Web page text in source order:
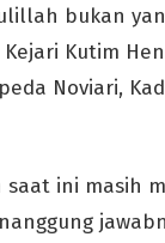
bukan
Kutim
Noviari,
saat ini masih